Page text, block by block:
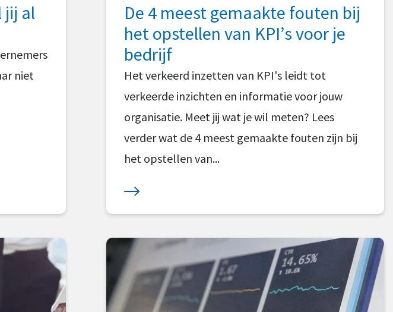
jij al
niet
De 4 meest gemaakte fouten bij
het opstellen van KPI’s voor je
bedrijf
Het verkeerd inzetten van KPI's leidt tot
verkeerde inzichten en informatie voor jouw
organisatie. Meet jij wat je wil meten? Lees
verder wat de 4 meest gemaakte fouten zijn bij
het opstellen van...